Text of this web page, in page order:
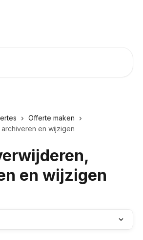
Offerte maken
en wijzigen
en wijzigen